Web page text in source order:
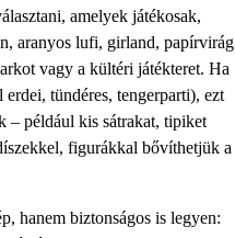
amelyek játékosak,
aranyos lufi, girland, papírvirág
vagy a kültéri játékteret. Ha
tündéres, tengerparti), ezt
– például kis sátrakat, tipiket
figurákkal bővíthetjük a
hanem biztonságos is legyen: